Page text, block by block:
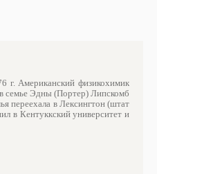
г. Американский физикохимик
семье Эдны (Портер) Липскомб
переехала в Лексингтон (штат
в Кентуккский университет и